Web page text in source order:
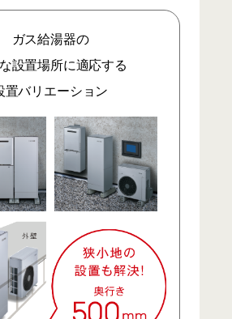
ガス給湯器の
設置場所に適応する
置バリエーション